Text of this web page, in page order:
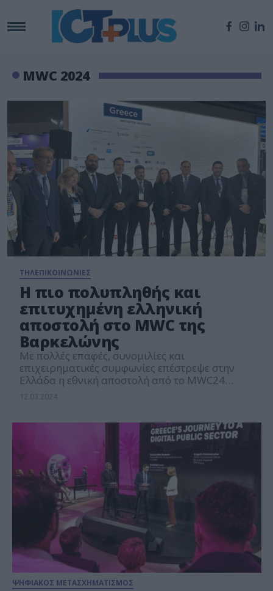
MWC 2024
ΤΗΛΕΠΙΚΟΙΝΩΝΙΕΣ
Η πιο πολυπληθής και
επιτυχημένη ελληνική
αποστολή στο MWC της
Βαρκελώνης
Με πολλές επαφές, συνομιλίες και
επιχειρηματικές συμφωνίες επέστρεψε στην
Ελλάδα η εθνική αποστολή από το MWC24
αποστολή στο MWC24 αποτέλεσε την 11η
συνεχόμενη ελληνική παρουσία και
συνδιοργανώθηκε από την Ελληνική Εταιρεία
Επενδύσεων και Εξωτερικού Εμπορίου
(Enterprise Greece), τον […]
ΨΗΦΙΑΚΟΣ ΜΕΤΑΣΧΗΜΑΤΙΣΜΟΣ